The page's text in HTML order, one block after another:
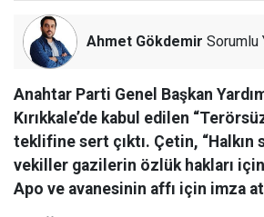
Ahmet Gökdemir Sorumlu
Anahtar Parti Genel Başkan
Kırıkkale’de kabul edilen
teklifine sert çıktı. Çetin,
vekiller gazilerin özlük hakları
Apo ve avanesinin affı için imza